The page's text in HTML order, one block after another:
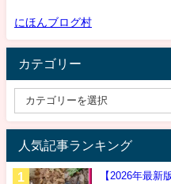
にほんブログ村
カテゴリー
人気記事ランキング
【2026年最新